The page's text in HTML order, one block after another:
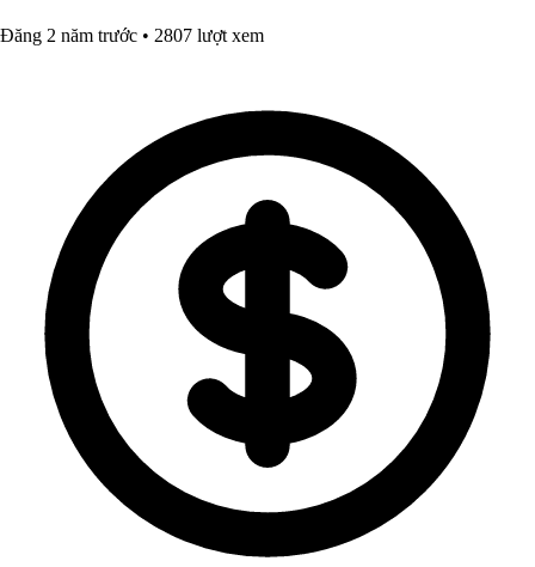
Đăng 2 năm trước • 2807 lượt xem